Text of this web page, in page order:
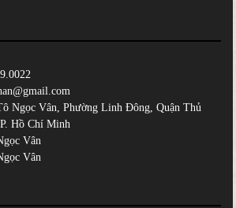
Ngọc Vân, Phường Linh Đông, Quận Thủ
Hồ Chí Minh
Vân
Vân